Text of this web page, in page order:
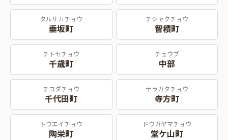
タルサカチョウ
垂坂町
チシャクチョウ
智積町
チトセチョウ
千歳町
チュウブ
中部
チヨダチョウ
千代田町
テラガタチョウ
寺方町
トウエイチョウ
陶栄町
ドウガヤマチョウ
堂ケ山町